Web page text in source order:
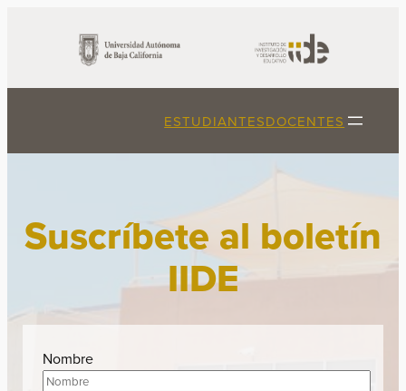
ESTUDIANTESDOCENTES
Suscríbete al boletín
IIDE
Nombre